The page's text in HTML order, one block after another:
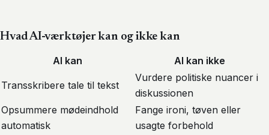
Hvad AI-værktøjer kan og ikke kan
AI kan
AI kan ikke
Transskribere tale til tekst
Vurdere politiske nuancer i
diskussionen
Opsummere mødeindhold
automatisk
Fange ironi, tøven eller
usagte forbehold